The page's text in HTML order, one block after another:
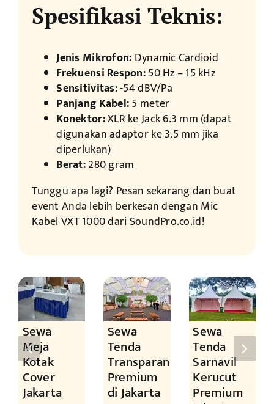
Spesifikasi Teknis:
Jenis Mikrofon: Dynamic Cardioid
Frekuensi Respon:50 Hz – 15 kHz
Sensitivitas:-54 dBV/Pa
Panjang Kabel:5 meter
Konektor:XLR ke Jack 6.3 mm (dapat
digunakan adaptor ke 3.5 mm jika
diperlukan)
Berat:280 gram
Tunggu apa lagi? Pesan sekarang dan buat
event Anda lebih berkesan dengan Mic
Kabel VXT 1000 dari SoundPro.co.id!
Sewa
Meja
Kotak
Cover
Jakarta
Sewa
Tenda
Transparan
Premium
di Jakarta
Sewa
Tenda
Sarnavil
Kerucut
Premium